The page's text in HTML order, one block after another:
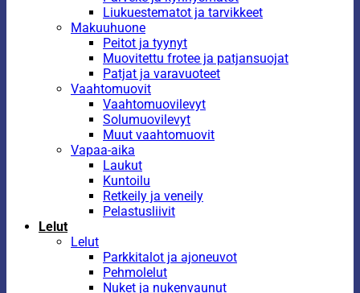
Liukuestematot ja tarvikkeet
Makuuhuone
Peitot ja tyynyt
Muovitettu frotee ja patjansuojat
Patjat ja varavuoteet
Vaahtomuovit
Vaahtomuovilevyt
Solumuovilevyt
Muut vaahtomuovit
Vapaa-aika
Laukut
Kuntoilu
Retkeily ja veneily
Pelastusliivit
Lelut
Lelut
Parkkitalot ja ajoneuvot
Pehmolelut
Nuket ja nukenvaunut